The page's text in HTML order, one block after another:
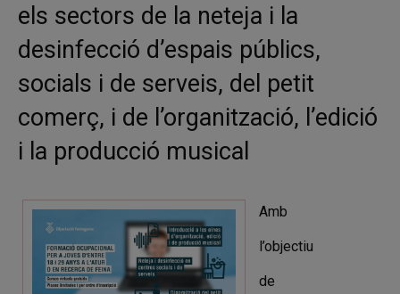
els sectors de la neteja i la
desinfecció d’espais públics,
socials i de serveis, del petit
comerç, i de l’organització, l’edició
i la producció musical
Amb
l’objectiu
de